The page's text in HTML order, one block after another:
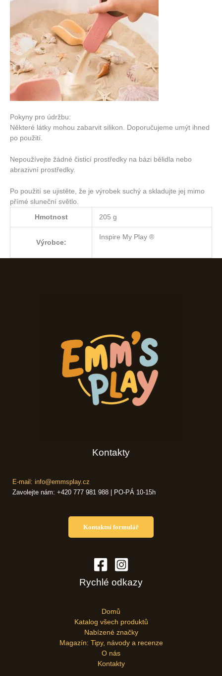
Pokyny pro údržbu:
Některé látky mohou zabarvit silikon. Doporučujeme umýt ihned
po použití.
Nepoužívejte žádné čisticí prostředky na bázi bělidla nebo
abrazivní prostředky.
Po použití se ujistěte, že je výrobek suchý a skladujte jej mimo
přímé sluneční světlo.
Hmotnost 205 g
Výrobce:
Inspire My Play ®
Kontakty
E-mail: info@emmsplay.cz
Zavolejte nám: +420 777 981 988 | PO-PÁ 10-15h
Kontaktní formulář
Rychlé odkazy
Domů
Katalog všech produktů
Nabízené značky
Magazín: Tipy, návody a recenze
O nás
Kontakty